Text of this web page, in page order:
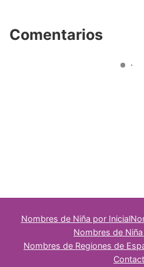
Comentarios
Nombres de Niña por Inicial
Nombres de
Nombres de Regiones de